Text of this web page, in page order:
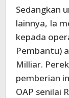
Sedangkan
lainnya, Ia
kepada
Pembantu)
Milliar.
pemberian
OAP senilai